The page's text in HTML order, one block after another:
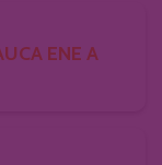
ENE A